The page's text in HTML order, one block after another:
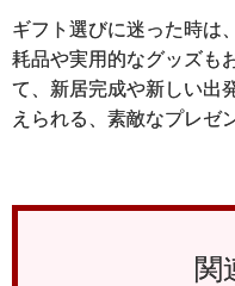
ギフト選びに迷った時は
耗品や実用的なグッズも
て、新居完成や新しい出
えられる、素敵なプレゼ
関